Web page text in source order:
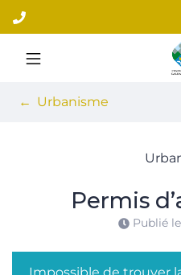
Aller
au
contenu
Urbanisme
Permis
Publié le